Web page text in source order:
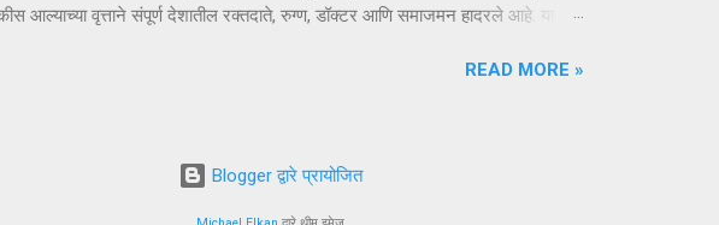
आल्याच्या वृत्ताने संपूर्ण देशातील रक्तदाते, रुग्ण, डॉक्टर आणि समाजमन हादरले आहे. या
प्रश्न पुन्हा ऐरणीवर आणला आहे—भारतातील रक्त संक्रमण व्यवस्था किती सुरक्षित,
की त्याचे रक्त योग्य पद्धतीने संकलित होईल, वैज्ञानिक निकषांनुसार तपासले जाईल, सुरक्षितरीत्या
आणि ज्या रुग्णाला त्याची गरज आहे त्याच्यापर्यंत शुद्ध स्वरूपात पोहोचेल. हा विश्वास
किंमत केवळ एका प्रकरणापुरती मर्यादित राहत नाही; त...
READ MORE »
Blogger द्वारे प्रायोजित